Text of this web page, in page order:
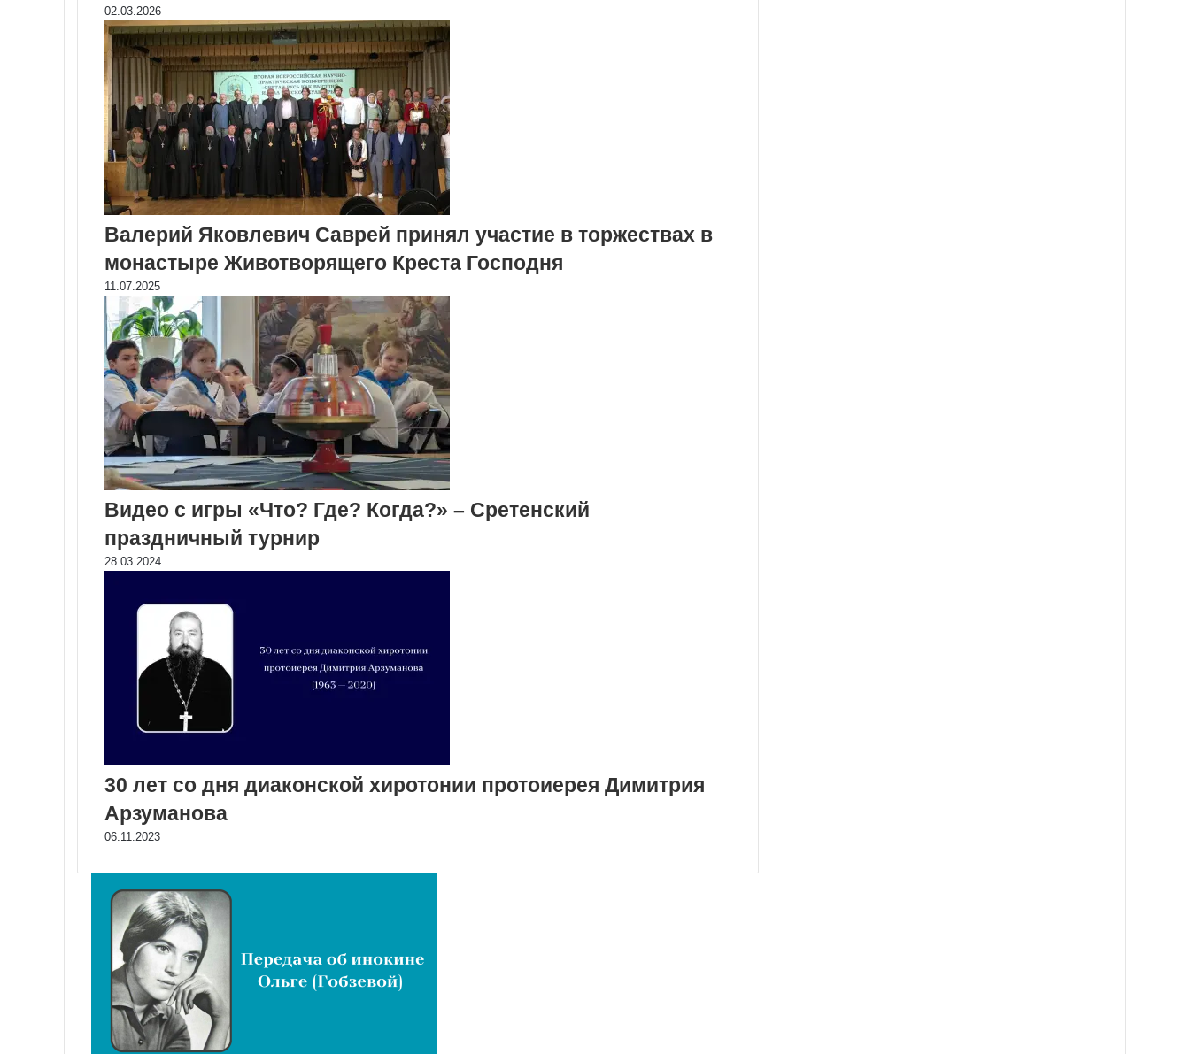
02.03.2026
Валерий Яковлевич Саврей принял участие в торжествах в
монастыре Животворящего Креста Господня
11.07.2025
Видео с игры «Что? Где? Когда?» – Сретенский
праздничный турнир
28.03.2024
30 лет со дня диаконской хиротонии протоиерея Димитрия
Арзуманова
06.11.2023